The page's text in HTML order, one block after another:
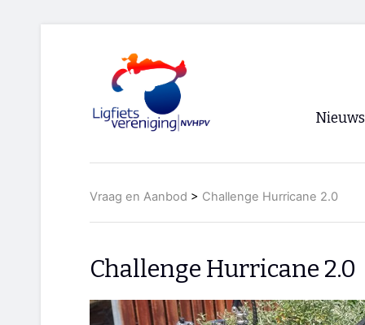
Nieuws
Vraag en Aanbod > Challenge Hurricane 2.0
Challenge Hurricane 2.0